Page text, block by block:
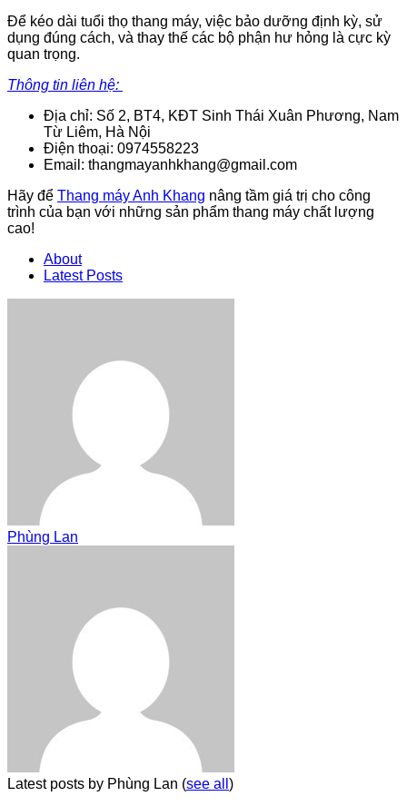
Để kéo dài tuổi thọ thang máy, việc bảo dưỡng định kỳ, sử
dụng đúng cách, và thay thế các bộ phận hư hỏng là cực kỳ
quan trọng.
Thông tin liên hệ:
Địa chỉ: Số 2, BT4, KĐT Sinh Thái Xuân Phương, Nam
Từ Liêm, Hà Nội
Điện thoại: 0974558223
Email: thangmayanhkhang@gmail.com
Hãy để Thang máy Anh Khang nâng tầm giá trị cho công
trình của bạn với những sản phẩm thang máy chất lượng
cao!
About
Latest Posts
Phùng Lan
Latest posts by Phùng Lan (see all )